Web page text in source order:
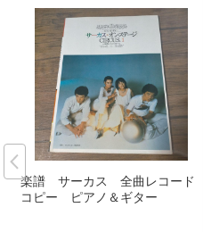
楽譜 サーカス 全曲レコード
コピー ピアノ＆ギター